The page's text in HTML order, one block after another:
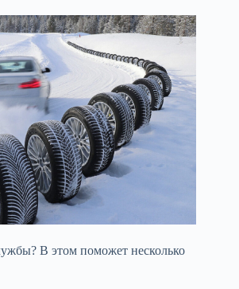
В этом поможет несколько